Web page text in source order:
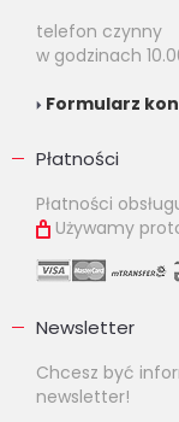
telefon czynny
w godzinach
Formularz
Płatności
Płatności
Używamy
Newsletter
Chcesz być
newsletter!